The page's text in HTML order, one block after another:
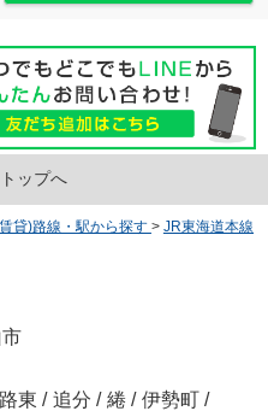
ップへ
貸)路線・駅から探す > JR東海道本線
東 / 追分 / 綣 / 伊勢町 /